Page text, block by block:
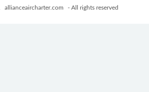
allianceaircharter.com - All rights reserved